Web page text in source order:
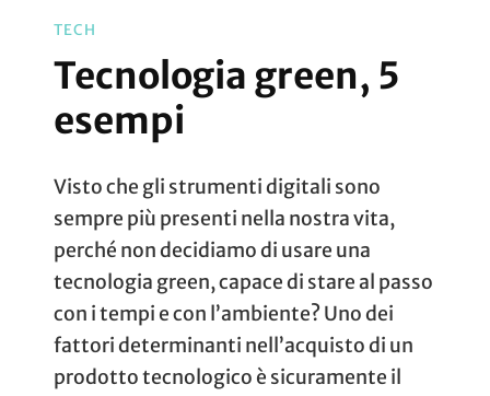
TECH
Tecnologia green, 5
esempi
Visto che gli strumenti digitali sono
sempre più presenti nella nostra vita,
perché non decidiamo di usare una
tecnologia green, capace di stare al passo
con i tempi e con l’ambiente? Uno dei
fattori determinanti nell’acquisto di un
prodotto tecnologico è sicuramente il